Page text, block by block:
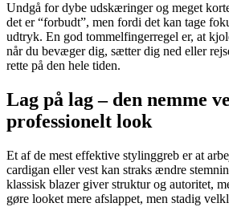
Undgå for dybe udskæringer og meget
det er “forbudt”, men fordi det kan tage
udtryk. En god tommelfingerregel er, at
når du bevæger dig, sætter dig ned eller
rette på den hele tiden.
Lag på lag – den nemme
professionelt look
Et af de mest effektive stylinggreb er at
cardigan eller vest kan straks ændre
klassisk blazer giver struktur og autoritet,
gøre looket mere afslappet, men stadig